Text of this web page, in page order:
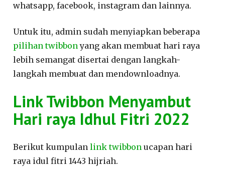
whatsapp, facebook, instagram dan lainnya.
Untuk itu, admin sudah menyiapkan beberapa
pilihan twibbonyang akan membuat hari raya
lebih semangat disertai dengan langkah-
langkah membuat dan mendownloadnya.
Link Twibbon Menyambut
Hari raya Idhul Fitri 2022
Berikut kumpulanlink twibbon ucapan hari
raya idul fitri 1443 hijriah.